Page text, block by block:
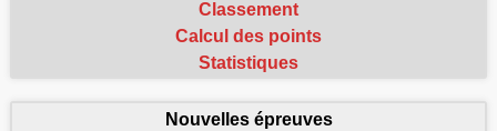
Classement
Calcul des points
Statistiques
Nouvelles épreuves